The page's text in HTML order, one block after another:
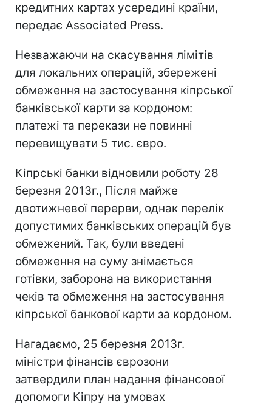
кредитних картах усередині країни,
передає Associated Press.
Незважаючи на скасування лімітів
для локальних операцій, збережені
обмеження на застосування кіпрської
банківської карти за кордоном:
платежі та перекази не повинні
перевищувати 5 тис. євро.
Кіпрські банки відновили роботу 28
березня 2013г., Після майже
двотижневої перерви, однак перелік
допустимих банківських операцій був
обмежений. Так, були введені
обмеження на суму знімається
готівки, заборона на використання
чеків та обмеження на застосування
кіпрської банкової карти за кордоном.
Нагадаємо, 25 березня 2013г.
міністри фінансів єврозони
затвердили план надання фінансової
допомоги Кіпру на умовах